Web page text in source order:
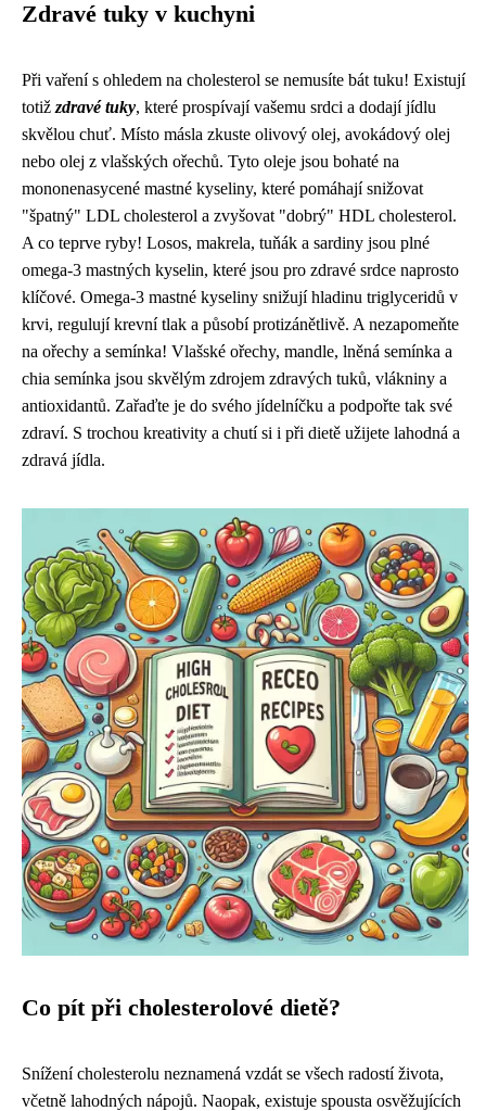
Zdravé tuky v kuchyni
Při vaření s ohledem na cholesterol se nemusíte bát tuku! Existují
totiž zdravé tuky, které prospívají vašemu srdci a dodají jídlu
skvělou chuť. Místo másla zkuste olivový olej, avokádový olej
nebo olej z vlašských ořechů. Tyto oleje jsou bohaté na
mononenasycené mastné kyseliny, které pomáhají snižovat
"špatný" LDL cholesterol a zvyšovat "dobrý" HDL cholesterol.
A co teprve ryby! Losos, makrela, tuňák a sardiny jsou plné
omega-3 mastných kyselin, které jsou pro zdravé srdce naprosto
klíčové. Omega-3 mastné kyseliny snižují hladinu triglyceridů v
krvi, regulují krevní tlak a působí protizánětlivě. A nezapomeňte
na ořechy a semínka! Vlašské ořechy, mandle, lněná semínka a
chia semínka jsou skvělým zdrojem zdravých tuků, vlákniny a
antioxidantů. Zařaďte je do svého jídelníčku a podpořte tak své
zdraví. S trochou kreativity a chutí si i při dietě užijete lahodná a
zdravá jídla.
Co pít při cholesterolové dietě?
Snížení cholesterolu neznamená vzdát se všech radostí života,
včetně lahodných nápojů. Naopak, existuje spousta osvěžujících